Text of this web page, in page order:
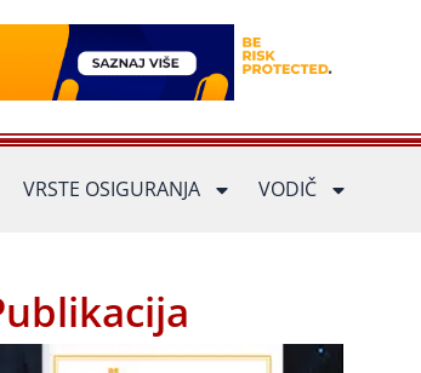
VRSTE OSIGURANJA VODIČ